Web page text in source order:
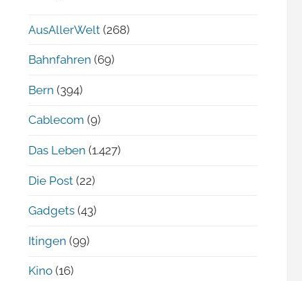
AusAllerWelt (268)
Bahnfahren (69)
Bern (394)
Cablecom (9)
Das Leben (1.427)
Die Post (22)
Gadgets (43)
Itingen (99)
Kino (16)